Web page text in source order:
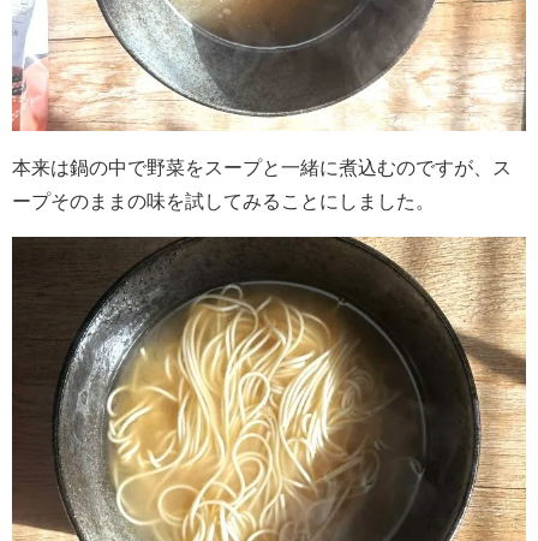
本来は鍋の中で野菜をスープと一緒に煮込むのですが、ス
ープそのままの味を試してみることにしました。